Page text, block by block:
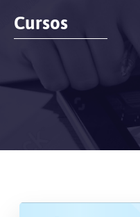
Cursos